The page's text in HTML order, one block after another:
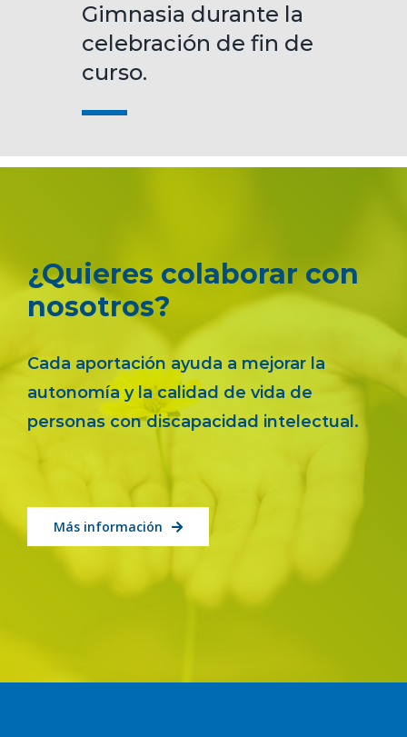
Gimnasia durante la
celebración de fin de
curso.
¿Quieres colaborar con
nosotros?
Cada aportación ayuda a mejorar la
autonomía y la calidad de vida de
personas con discapacidad intelectual.
Más información